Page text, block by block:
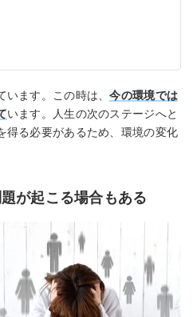
います。この時は、今の環境では
います。人生の次のステージへと
得る必要があるため、環境の変化
が起こる場合もある